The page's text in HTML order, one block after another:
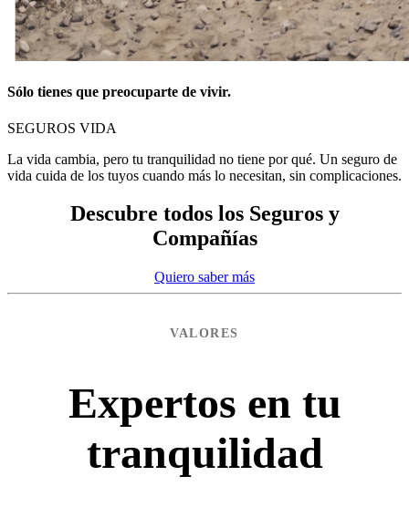
Sólo tienes que preocuparte de vivir.
SEGUROS VIDA
La vida cambia, pero tu tranquilidad no tiene por qué. Un seguro de
vida cuida de los tuyos cuando más lo necesitan, sin complicaciones.
Descubre todos los Seguros y
Compañías
Quiero saber más
VALORES
Expertos en tu
tranquilidad